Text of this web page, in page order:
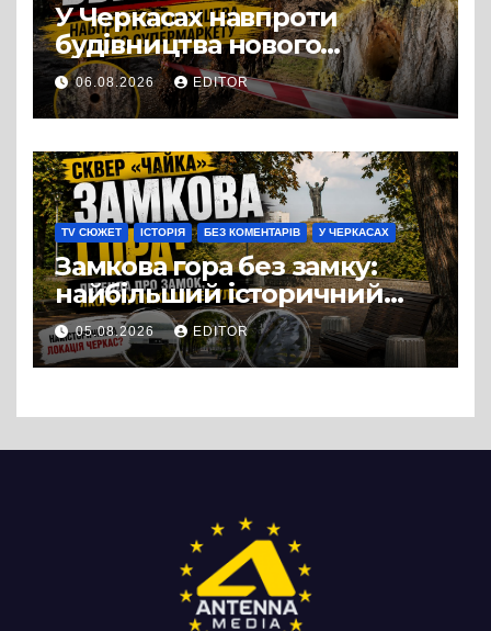
У Черкасах навпроти
будівництва нового
супермаркету VARUS на
проспекті Перемоги всохли
дерева. І це навряд чи
можна назвати
випадковістю
06.08.2026 EDITOR
TV СЮЖЕТ ІСТОРІЯ БЕЗ КОМЕНТАРІВ У ЧЕРКАСАХ
Замкова гора без замку:
найбільший історичний
міф Черкас
05.08.2026 EDITOR